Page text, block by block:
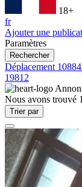
18+
fr
Ajouter une
Paramètres
Rechercher
Déplacement 10884
19812
Nous avons trouvé
Trier par